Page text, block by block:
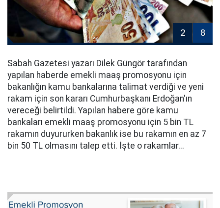
2 8
Sabah Gazetesi yazarı Dilek Güngör tarafından
yapılan haberde emekli maaş promosyonu için
bakanlığın kamu bankalarına talimat verdiği ve yeni
rakam için son kararı Cumhurbaşkanı Erdoğan'ın
vereceği belirtildi. Yapılan habere göre kamu
bankaları emekli maaş promosyonu için 5 bin TL
rakamın duyururken bakanlık ise bu rakamın en az 7
bin 50 TL olmasını talep etti. İşte o rakamlar...